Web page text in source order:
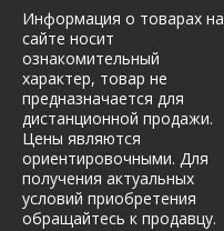
Информация о товарах на
сайте носит
ознакомительный
характер, товар не
предназначается для
дистанционной продажи.
Цены являются
ориентировочными. Для
получения актуальных
условий приобретения
обращайтесь к продавцу.